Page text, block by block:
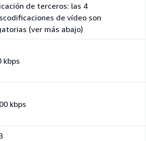
de terceros: las 4
de vídeo son
(ver más abajo)
kbps
kbps